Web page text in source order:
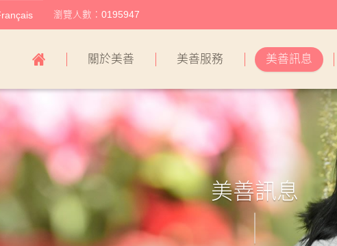
社
會
福
利
金
會
關於美善 美善服務 美善訊息
瀏覽人數：0195947
美善訊息